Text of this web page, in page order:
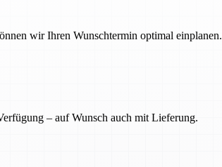
wir Ihren Wunschtermin optimal einplanen.
– auf Wunsch auch mit Lieferung.